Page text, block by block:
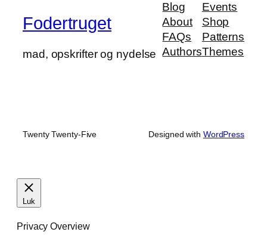
Fodertruget
mad, opskrifter og nydelse
Blog
About
FAQs
Authors
Events
Shop
Patterns
Themes
Twenty Twenty-Five Designed with WordPress
Luk
Privacy Overview